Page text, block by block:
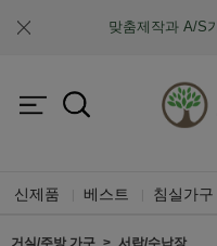
업계최초, 업계유일
신제품 베스트 침실가구
거실/주방 가구 서랍/수납장